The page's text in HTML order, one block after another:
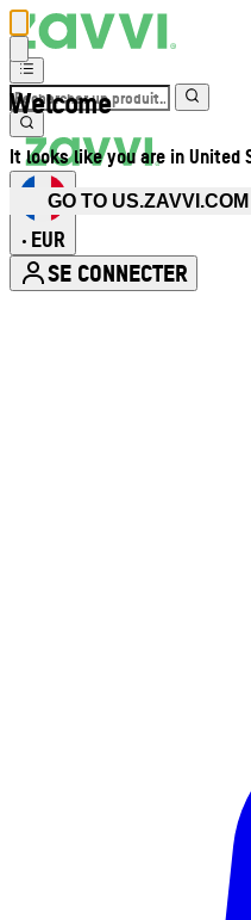
Welcome
It looks like you are in
GO TO US.ZAVVI.COM
• EUR
SE CONNECTER